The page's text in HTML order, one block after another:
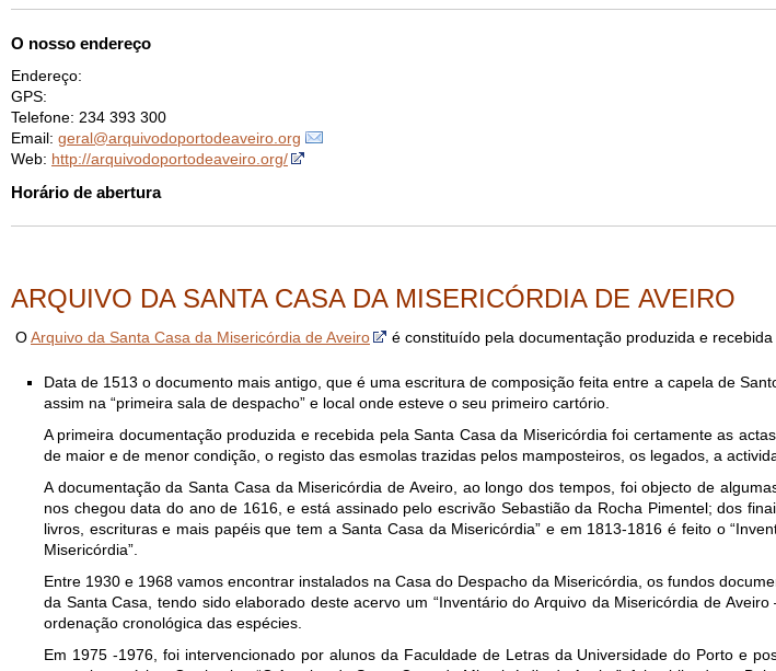
O nosso endereço
Endereço:
GPS:
Telefone: 234 393 300
Email: geral@arquivodoportodeaveiro.org
Web: http://arquivodoportodeaveiro.org/
Horário de abertura
ARQUIVO DA SANTA CASA DA MISERICÓRDIA DE AVEIRO
OArquivo da Santa Casa da Misericórdia de Aveiro é constituído pela documentação produzida e
Data de 1513 o documento mais antigo, que é uma escritura de composição feita entre a capela de
assim na “primeira sala de despacho” e local onde esteve o seu primeiro cartório.
A primeira documentação produzida e recebida pela Santa Casa da Misericórdia foi certamente as
de maior e de menor condição, o registo das esmolas trazidas pelos mamposteiros, os legados, a
A documentação da Santa Casa da Misericórdia de Aveiro, ao longo dos tempos, foi objecto de
nos chegou data do ano de 1616, e está assinado pelo escrivão Sebastião da Rocha Pimentel; dos
livros, escrituras e mais papéis que tem a Santa Casa da Misericórdia” e em 1813-1816 é feito o
Misericórdia”.
Entre 1930 e 1968 vamos encontrar instalados na Casa do Despacho da Misericórdia, os fundos
da Santa Casa, tendo sido elaborado deste acervo um “Inventário do Arquivo da Misericórdia de
ordenação cronológica das espécies.
Em 1975 -1976, foi intervencionado por alunos da Faculdade de Letras da Universidade do Porto e